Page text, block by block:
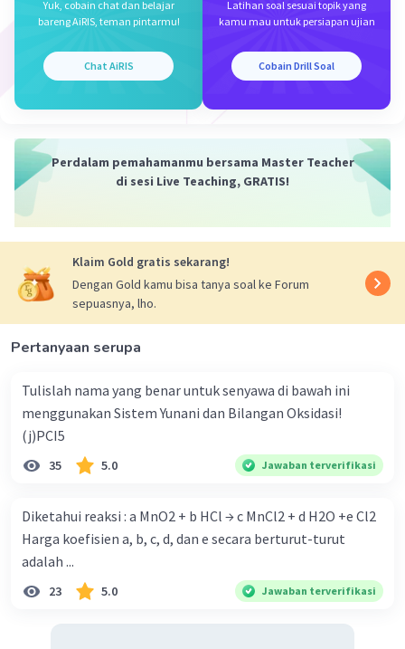
Iklan
Yuk, cobain chat dan belajar
bareng AiRIS, teman pintarmu!
Chat AiRIS
Latihan soal sesuai topik yang
kamu mau untuk persiapan ujian
Cobain Drill Soal
Perdalam pemahamanmu bersama Master Teacher
di sesi Live Teaching, GRATIS!
Klaim Gold gratis sekarang!
Dengan Gold kamu bisa tanya soal ke Forum
sepuasnya, lho.
Pertanyaan serupa
Tulislah nama yang benar untuk senyawa di bawah ini
menggunakan Sistem Yunani dan Bilangan Oksidasi!
(j)PCI5
35 5.0 Jawaban terverifikasi
Diketahui reaksi : a MnO2 + b HCl → c MnCl2 + d H2O +e Cl2
Harga koefisien a, b, c, d, dan e secara berturut-turut
adalah ...
23 5.0 Jawaban terverifikasi